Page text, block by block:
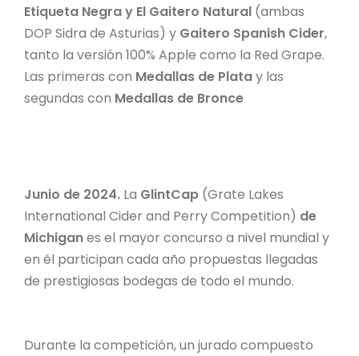
Etiqueta Negra y El Gaitero Natural (ambas
DOP Sidra de Asturias) y Gaitero Spanish Cider,
tanto la versión 100% Apple como la Red Grape.
Las primeras con Medallas de Platay las
segundas con Medallas de Bronce
Junio de 2024. La GlintCap (Grate Lakes
International Cider and Perry Competition) de
Michiganes el mayor concurso a nivel mundial y
en él participan cada año propuestas llegadas
de prestigiosas bodegas de todo el mundo.
Durante la competición, un jurado compuesto